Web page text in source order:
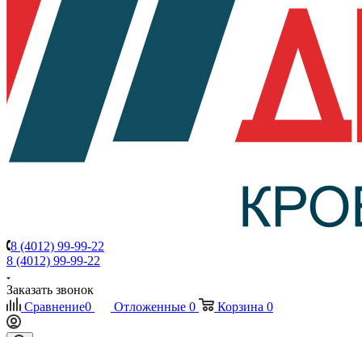
8 (4012) 99-99-22
8 (4012) 99-99-22
Заказать звонок
Сравнение0 Отложенные 0 Корзина 0